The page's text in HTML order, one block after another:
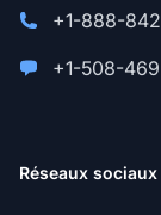
+1-888-
+1-508-
Réseaux sociaux